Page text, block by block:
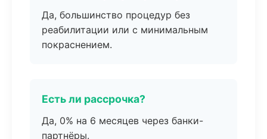
Да, большинство процедур без
реабилитации или с минимальным
покраснением.
Есть ли рассрочка?
Да, 0% на 6 месяцев через банки-
партнёры.